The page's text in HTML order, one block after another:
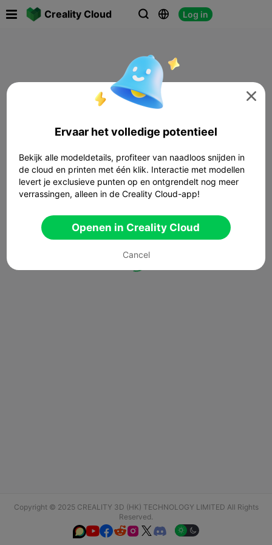
Creality Cloud   Log in
Copyright © 2025 CREALITY 3D (HK) TECHNOLOGY LIMITED All Rights
Reserved.
  

Ervaar het volledige potentieel
Bekijk alle modeldetails, profiteer van naadloos snijden in
de cloud en printen met één klik. Interactie met modellen
levert je exclusieve punten op en ontgrendelt nog meer
verrassingen, alleen in de Creality Cloud-app!
Openen in Creality Cloud
Cancel